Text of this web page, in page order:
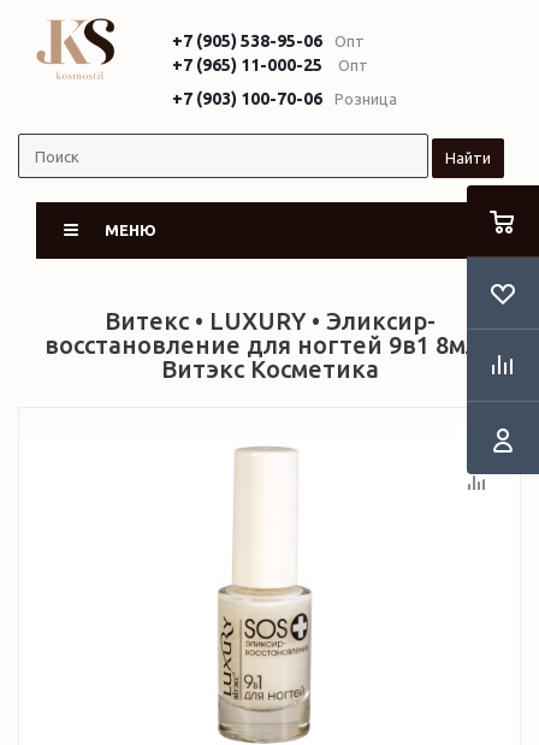
+7 (905) 538-95-06 Опт
+7 (965) 11-000-25 Опт
+7 (903) 100-70-06 Розница
Найти
МЕНЮ
Витекс • LUXURY • Эликсир-
восстановление для ногтей 9в1 8мл •
Витэкс Косметика